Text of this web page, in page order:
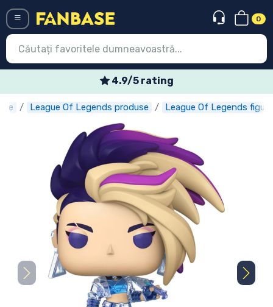
0
4.9/5 rating
League Of Legends produse League Of Legends
Conectați-vă Înregistrare
Ultimele
Oferte
Expres
Precomenzi
Outlet produse
Transport și plată